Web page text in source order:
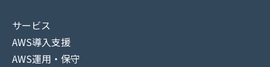
サービス
AWS導入支援
AWS運用・保守